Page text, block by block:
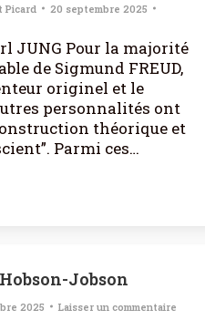
Picard
20 septembre 2025
JUNG Pour la majorité
de Sigmund FREUD,
originel et le
personnalités ont
théorique et
Parmi ces…
Jobson
2025 Laisser un commentaire